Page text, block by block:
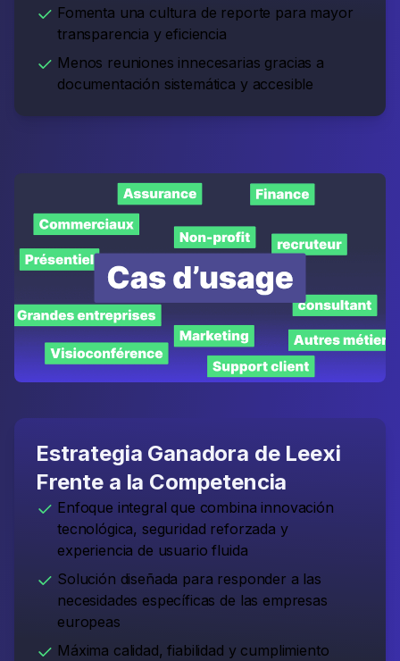
Fomenta una cultura de reporte para mayor
transparencia y eficiencia
Menos reuniones innecesarias gracias a
documentación sistemática y accesible
Estrategia Ganadora de Leexi
Frente a la Competencia
Enfoque integral que combina innovación
tecnológica, seguridad reforzada y
experiencia de usuario fluida
Solución diseñada para responder a las
necesidades específicas de las empresas
europeas
Máxima calidad, fiabilidad y cumplimiento